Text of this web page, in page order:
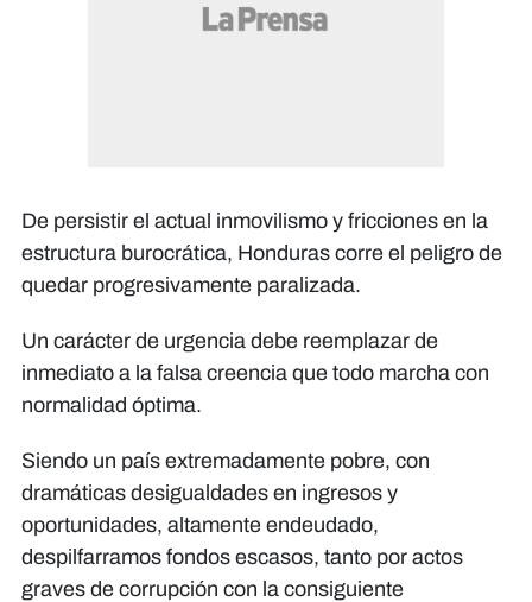
De persistir el actual inmovilismo y fricciones en la
estructura burocrática, Honduras corre el peligro de
quedar progresivamente paralizada.
Un carácter de urgencia debe reemplazar de
inmediato a la falsa creencia que todo marcha con
normalidad óptima.
Siendo un país extremadamente pobre, con
dramáticas desigualdades en ingresos y
oportunidades, altamente endeudado,
despilfarramos fondos escasos, tanto por actos
graves de corrupción con la consiguiente